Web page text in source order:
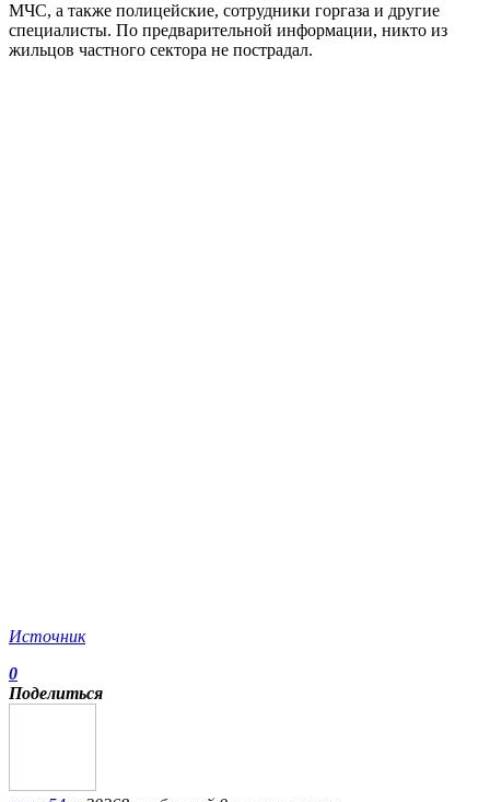
МЧС, а также полицейские, сотрудники горгаза и другие
специалисты. По предварительной информации, никто из
жильцов частного сектора не пострадал.
Источник
0
Поделиться